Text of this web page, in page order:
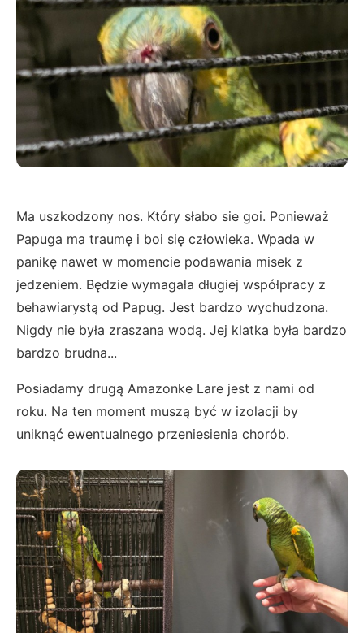
Ma uszkodzony nos. Który słabo sie goi. Ponieważ
Papuga ma traumę i boi się człowieka. Wpada w
panikę nawet w momencie podawania misek z
jedzeniem. Będzie wymagała długiej współpracy z
behawiarystą od Papug. Jest bardzo wychudzona.
Nigdy nie była zraszana wodą. Jej klatka była bardzo
bardzo brudna...
Posiadamy drugą Amazonke Lare jest z nami od
roku. Na ten moment muszą być w izolacji by
uniknąć ewentualnego przeniesienia chorób.